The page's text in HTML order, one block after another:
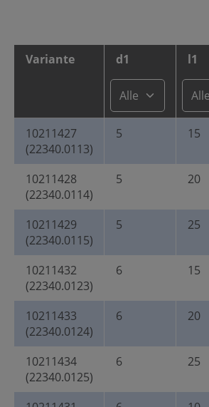
Variante d1 l1
10211427
(22340.0113)
5 15
10211428
(22340.0114)
5 20
10211429
(22340.0115)
5 25
10211432
(22340.0123)
6 15
10211433
(22340.0124)
6 20
10211434
(22340.0125)
6 25